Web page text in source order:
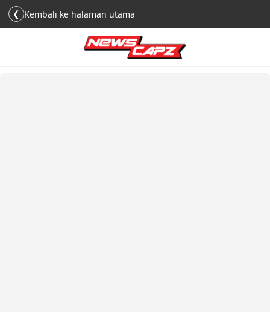
❮ Kembali ke halaman utama